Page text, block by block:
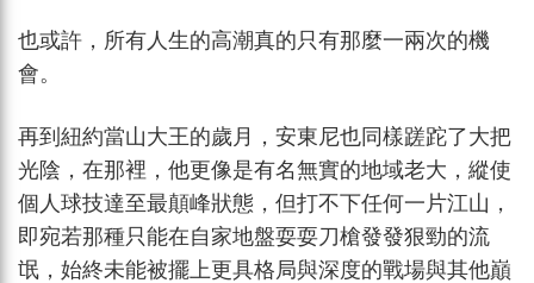
也或許，所有人生的高潮真的只有那麼一兩次的機
會。
再到紐約當山大王的歲月，安東尼也同樣蹉跎了大把
光陰，在那裡，他更像是有名無實的地域老大，縱使
個人球技達至最顛峰狀態，但打不下任何一片江山，
即宛若那種只能在自家地盤耍耍刀槍發發狠勁的流
氓，始終未能被擺上更具格局與深度的戰場與其他巔